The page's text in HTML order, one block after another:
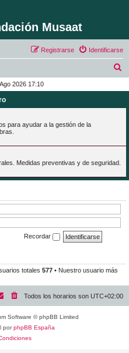
Musaat
Identificarse
Registrarse
c
2026 17:10
para ayudar a la gestión de la
Medidas preventivas y de seguridad.
Recordar
totales 577 • Nuestro usuario más
Todos los horarios son UTC+02:00
Software © phpBB Limited
porphpBB España